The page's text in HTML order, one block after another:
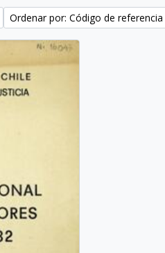
Ordenar por: Código de referencia